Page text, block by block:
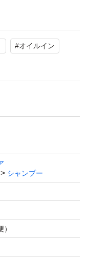
(Kracie)
詰替
リペア 詰替
あります。
混入が気になる方や
#オイルイン
シャンプー